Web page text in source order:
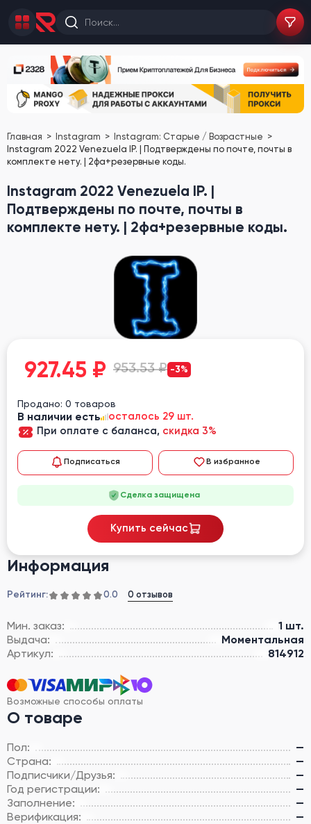
Главная Instagram
Instagram: Старые / Возрастные
Instagram 2022 Venezuela IP. | Подтверждены по почте, почты в
комплекте нету. | 2фа+резервные коды.
Instagram 2022 Venezuela IP. |
Подтверждены по почте, почты в
комплекте нету. | 2фа+резервные коды.
Информация
Рейтинг: 0.0 0 отзывов
Мин. заказ:
1 шт.
Выдача:
Моментальная
Артикул:
814912
Возможные способы оплаты
О товаре
Пол:
—
Страна:
—
Подписчики/Друзья:
—
Год регистрации:
—
Заполнение:
—
Верификация:
—
927.45 ₽ 953.53 ₽ -3%
Продано: 0 товаров
В наличии есть
осталось 29 шт.
При оплате с баланса, скидка 3%
Подписаться В избранное
Сделка защищена
Купить сейчас